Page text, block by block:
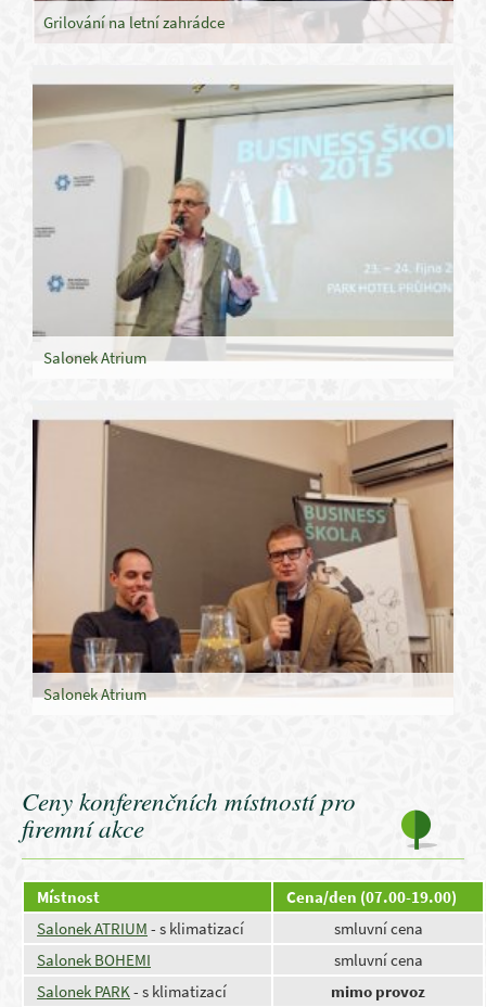
Grilování na letní zahrádce
Salonek Atrium
Salonek Atrium
Ceny konferenčních místností pro
firemní akce
Místnost
Cena/den (07.00-19.00)
Salonek ATRIUM - s klimatizací
smluvní cena
Salonek BOHEMI
smluvní cena
Salonek PARK- s klimatizací
mimo provoz